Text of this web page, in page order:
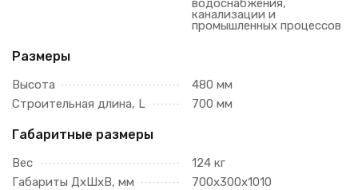
водоснабжения,
канализации и
промышленных процессов
Размеры
Высота
480 мм
Строительная длина, L
700 мм
Габаритные размеры
Вес
124 кг
Габариты ДхШхВ, мм
700х300х1010